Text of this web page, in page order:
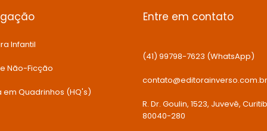
Infantil
Não-Ficção
em Quadrinhos (HQ's)
Entre em contato
(41) 99798-7623 (WhatsApp)
contato@editorainverso.com.br
R. Dr. Goulin, 1523, Juvevê,
80040-280